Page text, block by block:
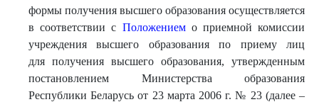
формы получения высшего образования осуществляется
в соответствии с Положениемо приемной комиссии
учреждения высшего образования по приему лиц
для получения высшего образования, утвержденным
постановлением Министерства образования
Республики Беларусь от 23 марта 2006 г. № 23 (далее –